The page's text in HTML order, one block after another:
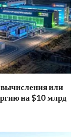
или
на $10 млрд